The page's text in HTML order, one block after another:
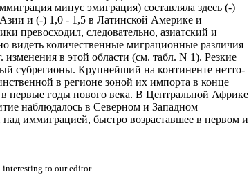
минус эмиграция) составляла здесь (-)
и (-) 1,0 - 1,5 в Латинской Америке и
превосходил, следовательно, азиатский и
видеть количественные миграционные различия
в этой области (см. табл. N 1). Резкие
субрегионы. Крупнейший на континенте нетто-
в регионе зоной их импорта в конце
первые годы нового века. В Центральной Африке
наблюдалось в Северном и Западном
иммиграцией, быстро возраставшее в первом и
to our editor.